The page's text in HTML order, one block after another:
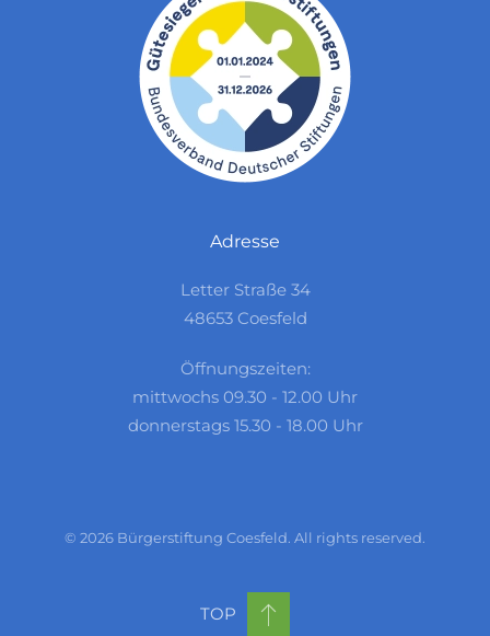
Adresse
Letter Straße 34
48653 Coesfeld
Öffnungszeiten:
mittwochs 09.30 - 12.00 Uhr
donnerstags 15.30 - 18.00 Uhr
© 2026 Bürgerstiftung Coesfeld. All rights reserved.
TOP